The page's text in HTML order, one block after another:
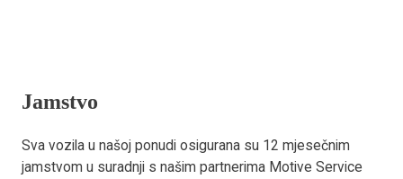
Jamstvo
Sva vozila u našoj ponudi osigurana su 12 mjesečnim
jamstvom u suradnji s našim partnerima Motive Service